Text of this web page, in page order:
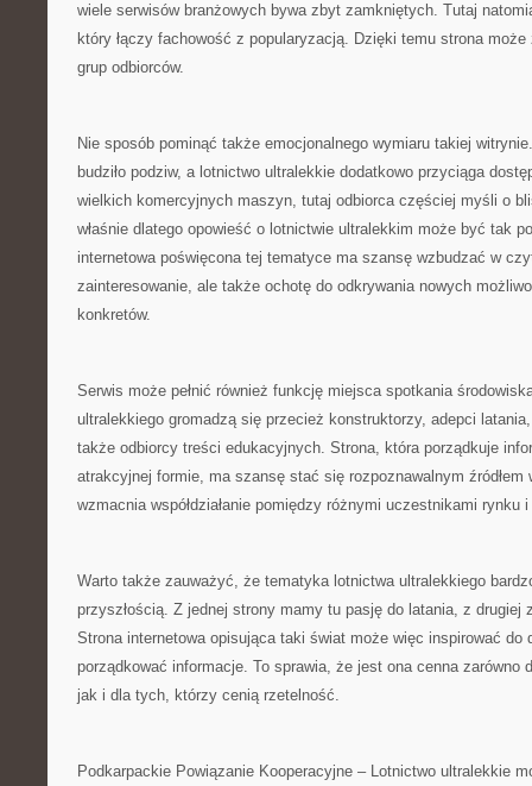
wiele serwisów branżowych bywa zbyt zamkniętych. Tutaj
który łączy fachowość z popularyzacją. Dzięki temu strona
grup odbiorców.
Nie sposób pominąć także emocjonalnego wymiaru takiej
budziło podziw, a lotnictwo ultralekkie dodatkowo przyciąga
wielkich komercyjnych maszyn, tutaj odbiorca częściej myśli o
właśnie dlatego opowieść o lotnictwie ultralekkim może być tak
internetowa poświęcona tej tematyce ma szansę wzbudzać w
zainteresowanie, ale także ochotę do odkrywania nowych
konkretów.
Serwis może pełnić również funkcję miejsca spotkania
ultralekkiego gromadzą się przecież konstruktorzy, adepci
także odbiorcy treści edukacyjnych. Strona, która porządkuje
atrakcyjnej formie, ma szansę stać się rozpoznawalnym źródłem
wzmacnia współdziałanie pomiędzy różnymi uczestnikami rynku
Warto także zauważyć, że tematyka lotnictwa ultralekkiego
przyszłością. Z jednej strony mamy tu pasję do latania, z drugiej
Strona internetowa opisująca taki świat może więc inspirować do
porządkować informacje. To sprawia, że jest ona cenna zarówno
jak i dla tych, którzy cenią rzetelność.
Podkarpackie Powiązanie Kooperacyjne – Lotnictwo ultralekkie